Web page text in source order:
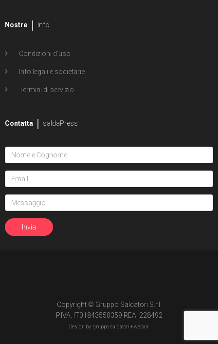
Nostre Info
Condizioni d'uso
Info legali e societarie
Termini di servizio
Contatta saldaPress
Copyright © Gruppo Saldatori S.r.l.
P.IVA: IT01843550359 REA: 228492
Design by: gruppo saldatori +webair